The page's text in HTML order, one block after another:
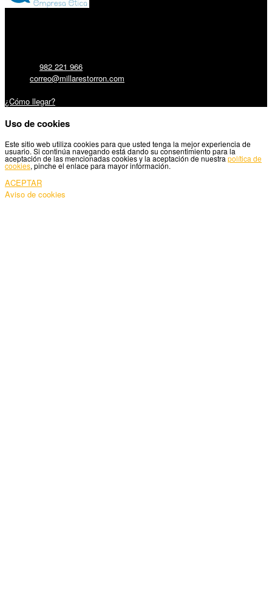
982 221 966
correo@millarestorron.com
¿Cómo llegar?
Uso de cookies
Este sitio web utiliza cookies para que usted tenga la mejor experiencia de
usuario. Si continúa navegando está dando su consentimiento para la
aceptación de las mencionadas cookies y la aceptación de nuestra política de
cookies, pinche el enlace para mayor información.
ACEPTAR
Aviso de cookies